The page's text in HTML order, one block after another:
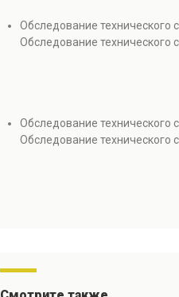
Обследование технического
Обследование технического
Обследование технического
Обследование технического